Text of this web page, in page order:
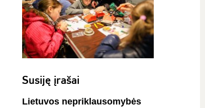
Susiję įrašai
Lietuvos nepriklausomybės